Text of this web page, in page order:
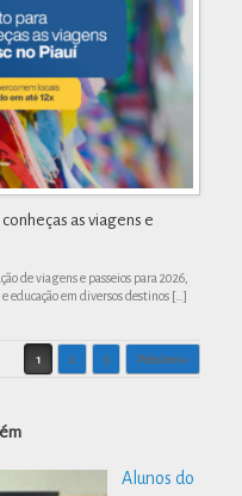
as viagens e
de viagens e passeios para 2026,
educação em diversos destinos […]
1 2 3 Próximo »
Alunos do